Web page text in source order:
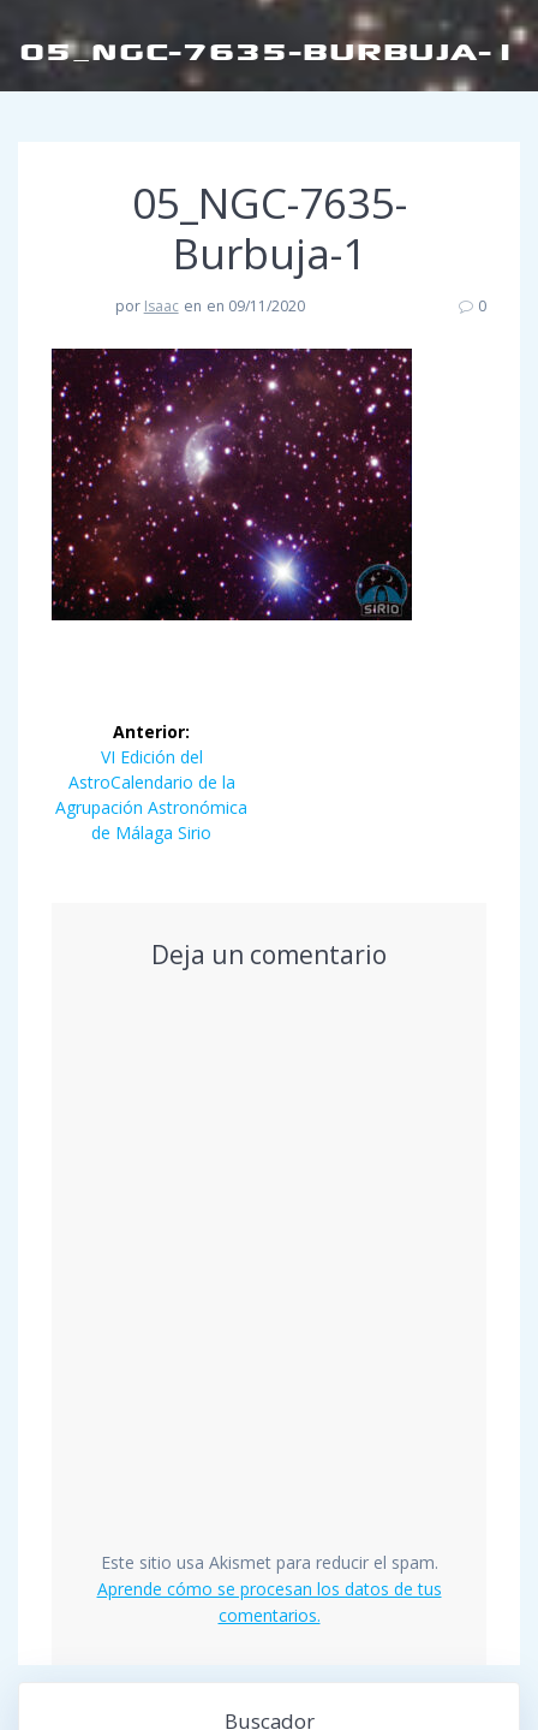
05_NGC-7635-BURBUJA-1
05_NGC-7635-
Burbuja-1
por Isaac en en 09/11/2020 0
Navegación
entradas
Anterior:
Entrada
anterior:
VI Edición del
AstroCalendario de la
Agrupación Astronómica
de Málaga Sirio
Deja un comentario
Este sitio usa Akismet para reducir el spam.
Aprende cómo se procesan los datos de tus
comentarios.
Buscador